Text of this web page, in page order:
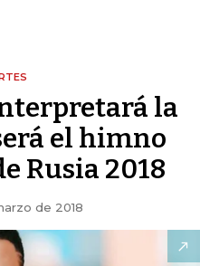
la
el himno
Rusia 2018
de 2018